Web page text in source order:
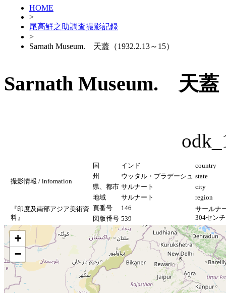
HOME
>
尾高鮮之助調査撮影記録
>
Sarnath Museum. 天蓋（1932.2.13～15）
Sarnath Museum. 天蓋
撮影情報 / infomation
国 インド
country
州
ウッタル・プラデーシュ state
県、都市 サルナート
city
地域
サルナート
region
『印度及南部アジア美術資
料』
頁番号 146
サールナ
304セン
図版番号 539
+
−